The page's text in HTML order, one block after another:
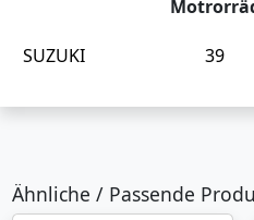
SUZUKI 39
Ähnliche / Passende